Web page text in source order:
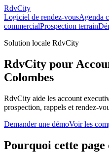
RdvCity
Logiciel de rendez-vousAgenda
commercialProspection terrain
Solution locale RdvCity
RdvCity pour
Colombes
RdvCity aide les account
prospection, rappels et rendez-
Demander une démoVoir les
Pourquoi cette page